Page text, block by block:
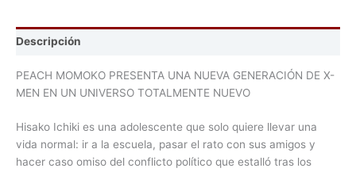
Descripción
PEACH MOMOKO PRESENTA UNA NUEVA GENERACIÓN DE X-
MEN EN UN UNIVERSO TOTALMENTE NUEVO
Hisako Ichiki es una adolescente que solo quiere llevar una
vida normal: ir a la escuela, pasar el rato con sus amigos y
hacer caso omiso del conflicto político que estalló tras los